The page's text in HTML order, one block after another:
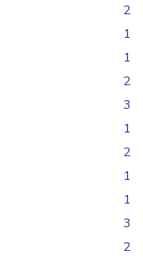
2
1
1
2
3
1
2
1
1
3
2